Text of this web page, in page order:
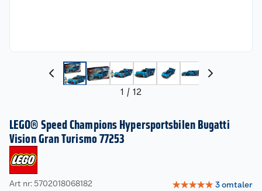
1 / 12
LEGO® Speed Champions Hypersportsbilen Bugatti
Vision Gran Turismo 77253
Art nr: 5702018068182 ☆☆☆☆☆ 3omtaler